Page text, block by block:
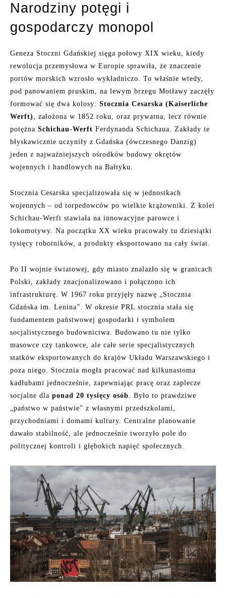
Narodziny potęgi i
gospodarczy monopol
Geneza Stoczni Gdańskiej sięga połowy XIX wieku, kiedy
rewolucja przemysłowa w Europie sprawiła, że znaczenie
portów morskich wzrosło wykładniczo. To właśnie wtedy,
pod panowaniem pruskim, na lewym brzegu Motławy zaczęły
formować się dwa kolosy: Stocznia Cesarska (Kaiserliche
Werft) , założona w 1852 roku, oraz prywatna, lecz równie
potężna Schichau-Werft Ferdynanda Schichaua. Zakłady te
błyskawicznie uczyniły z Gdańska (ówczesnego Danzig)
jeden z najważniejszych ośrodków budowy okrętów
wojennych i handlowych na Bałtyku.
Stocznia Cesarska specjalizowała się w jednostkach
wojennych – od torpedowców po wielkie krążowniki. Z kolei
Schichau-Werft stawiała na innowacyjne parowce i
lokomotywy. Na początku XX wieku pracowały tu dziesiątki
tysięcy robotników, a produkty eksportowano na cały świat.
Po II wojnie światowej, gdy miasto znalazło się w granicach
Polski, zakłady znacjonalizowano i połączono ich
infrastrukturę. W 1967 roku przyjęły nazwę „Stocznia
Gdańska im. Lenina”. W okresie PRL stocznia stała się
fundamentem państwowej gospodarki i symbolem
socjalistycznego budownictwa. Budowano tu nie tylko
masowce czy tankowce, ale całe serie specjalistycznych
statków eksportowanych do krajów Układu Warszawskiego i
poza niego. Stocznia mogła pracować nad kilkunastoma
kadłubami jednocześnie, zapewniając pracę oraz zaplecze
socjalne dla ponad 20 tysięcy osób. Było to prawdziwe
„państwo w państwie” z własnymi przedszkolami,
przychodniami i domami kultury. Centralne planowanie
dawało stabilność, ale jednocześnie tworzyło pole do
politycznej kontroli i głębokich napięć społecznych.